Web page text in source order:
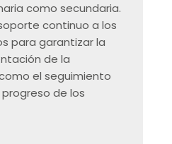
como secundaria.
continuo a los
para garantizar la
de la
el seguimiento
de los